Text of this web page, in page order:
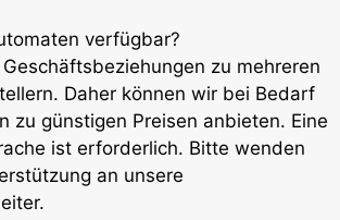
verfügbar?
zu mehreren
Daher können wir bei Bedarf
zu günstigen Preisen anbieten. Eine
ist erforderlich. Bitte wenden
an unsere